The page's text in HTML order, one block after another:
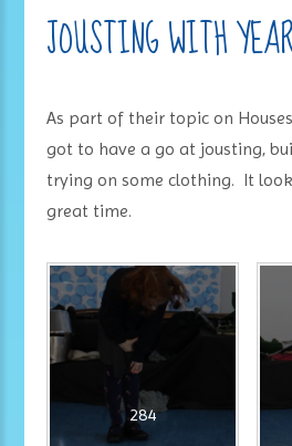
JOUSTING WITH
As part of their topic on
got to have a go at jousting,
trying on some clothing. It
great time.
284